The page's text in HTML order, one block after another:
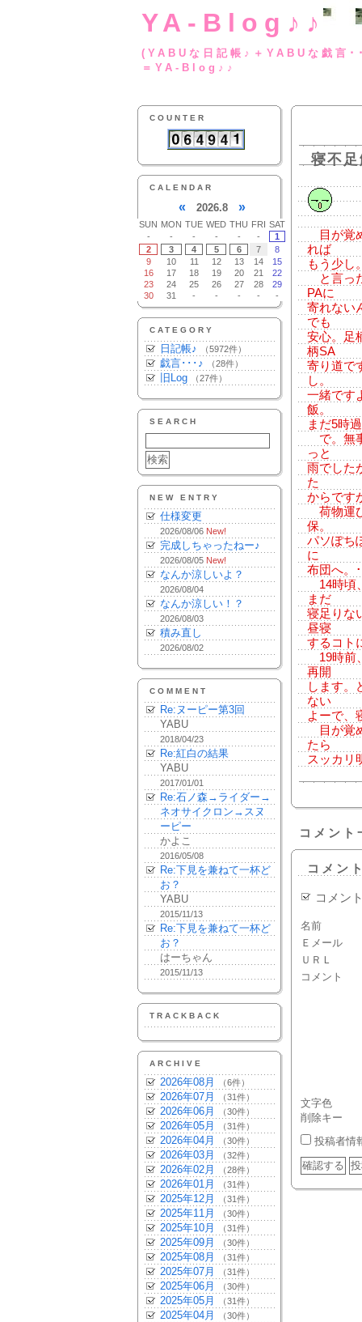
YA-Blog♪♪
(YABUな日記帳♪
＝YA-Blog♪♪
COUNTER
CALENDAR
« 2026.8 »
SUN MON TUE WED THU FRI SAT
-
- - - - -
1
2
3 4 5 6 7
8
9
10 11 12 13 14
15
16
17 18 19 20 21
22
23
24 25 26 27 28
29
30
31 - - - - -
CATEGORY
日記帳♪ （5972件）
戯言･･･♪ （28件）
旧Log （27件）
SEARCH
NEW ENTRY
仕様変更
2026/08/06 New!
完成しちゃったねー♪
2026/08/05 New!
なんか涼しいよ？
2026/08/04
なんか涼しい！？
2026/08/03
積み直し
2026/08/02
COMMENT
Re:ヌーピー第3回
YABU
2018/04/23
Re:紅白の結果
YABU
2017/01/01
Re:石ノ森→ライダー→
ネオサイクロン→スヌ
ーピー
かよこ
2016/05/08
Re:下見を兼ねて一杯ど
お？
YABU
2015/11/13
Re:下見を兼ねて一杯ど
お？
はーちゃん
2015/11/13
TRACKBACK
ARCHIVE
2026年08月 （6件）
2026年07月 （31件）
2026年06月 （30件）
2026年05月 （31件）
2026年04月 （30件）
2026年03月 （32件）
2026年02月 （28件）
2026年01月 （31件）
2025年12月 （31件）
2025年11月 （30件）
2025年10月 （31件）
2025年09月 （30件）
2025年08月 （31件）
2025年07月 （31件）
2025年06月 （30件）
2025年05月 （31件）
2025年04月 （30件）
寝不
目が覚
れば
もう少し
と言っ
PAに
寄れない
でも
安心。足
柄SA
寄り道で
し。
一緒です
飯。
まだ5時
で。無
っと
雨でした
た
からです
荷物運
保。
パソぽち
に
布団へ。
14時頃
まだ
寝足りな
昼寝
するコト
19時前
再開
します。
ない
よーで、
目が覚
たら
スッカリ
コメント
コメン
コメン
名前
Ｅメール
ＵＲＬ
コメント
文字色
削除キー
投稿者情